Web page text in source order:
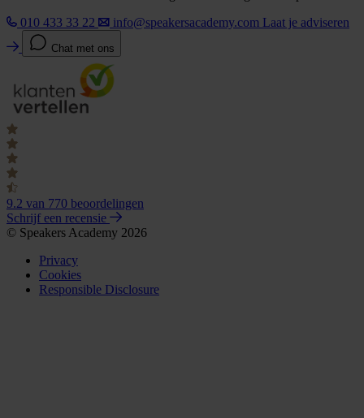
010 433 33 22
info@speakersacademy.com Laat je adviseren
Chat met ons
9.2 van 770 beoordelingen
Schrijf een recensie
© Speakers Academy 2026
Privacy
Cookies
Responsible Disclosure